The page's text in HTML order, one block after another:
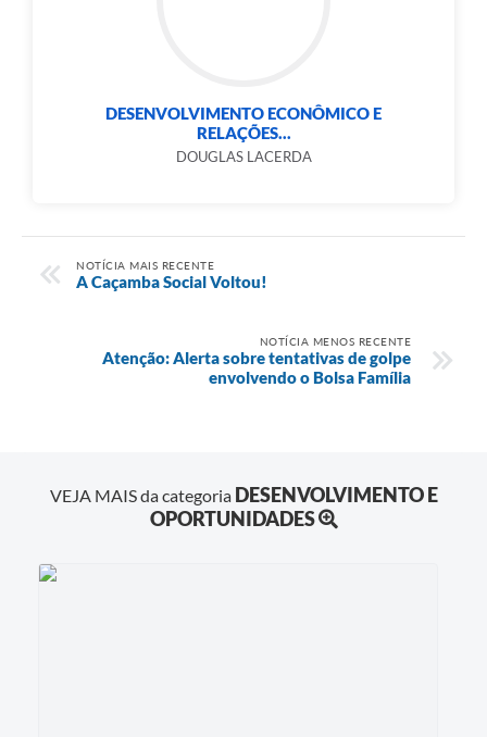
DESENVOLVIMENTO ECONÔMICO E
RELAÇÕES...
DOUGLAS LACERDA
NOTÍCIA MAIS RECENTE
A Caçamba Social Voltou!
NOTÍCIA MENOS RECENTE
Atenção: Alerta sobre tentativas de golpe
envolvendo o Bolsa Família
VEJA MAIS da categoria DESENVOLVIMENTO E
OPORTUNIDADES